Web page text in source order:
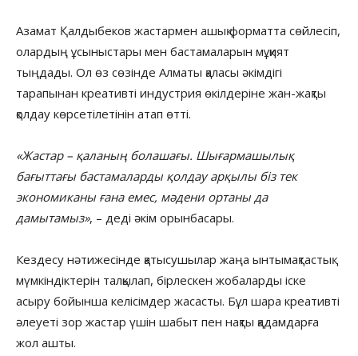
Азамат Қалдыбеков жастармен ашық форматта сөйлесіп,
олардың ұсыныстары мен бастамаларын мұқият
тыңдады. Ол өз сөзінде Алматы қаласы әкімдігі
тарапынан креативті индустрия өкілдеріне жан-жақты
қолдау көрсетілетінін атап өтті.
«Жастар – қаланың болашағы. Шығармашылық
бағыттағы бастамаларды қолдау арқылы біз тек
экономиканы ғана емес, мәдени ортаны да
дамытамыз», – деді әкім орынбасары.
Кездесу нәтижесінде қатысушылар жаңа ынтымақтастық
мүмкіндіктерін талқылап, бірлескен жобаларды іске
асыру бойынша келісімдер жасасты. Бұл шара креативті
әлеуеті зор жастар үшін шабыт пен нақты қадамдарға
жол ашты.